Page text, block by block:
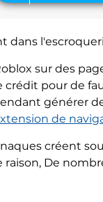
dans
sur des
pour de
générer
de
créent
raison, De